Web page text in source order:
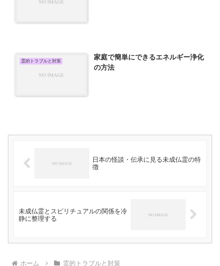
霊的トラブルと対策
家庭で簡単にできるエネルギー浄化
の方法
日本の怪談・伝承に見る未成仏霊の特
徴
未成仏霊とスピリチュアルの関係を冷
静に整理する
ホーム 霊的トラブルと対策